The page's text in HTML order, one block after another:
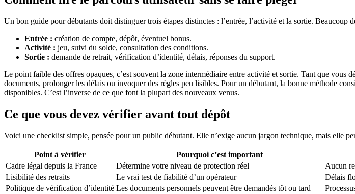
Un bon guide pour débutants doit distinguer trois étapes distinctes : l’entrée, l’activité et la sortie. Beaucoup
Entrée : création de compte, dépôt, éventuel bonus.
Activité : jeu, suivi du solde, consultation des conditions.
Sortie : demande de retrait, vérification d’identité, délais, réponses du support.
Le point faible des offres opaques, c’est souvent la zone intermédiaire entre activité et sortie. Tant que vous
documents, prolonger les délais ou invoquer des règles peu lisibles. Pour un débutant, la bonne méthode
disponibles. C’est l’inverse de ce que font la plupart des nouveaux venus.
Ce que vous devez vérifier avant tout dépôt
Voici une checklist simple, pensée pour un public débutant. Elle n’exige aucun jargon technique, mais elle
Point à vérifier Pourquoi c’est important
Cadre légal depuis la France
Détermine votre niveau de protection réel
Aucun
Lisibilité des retraits
Le vrai test de fiabilité d’un opérateur
Délais
Politique de vérification d’identité Les documents personnels peuvent être demandés tôt ou tard